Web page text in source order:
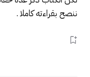
ننصح بقراءته كاملا .